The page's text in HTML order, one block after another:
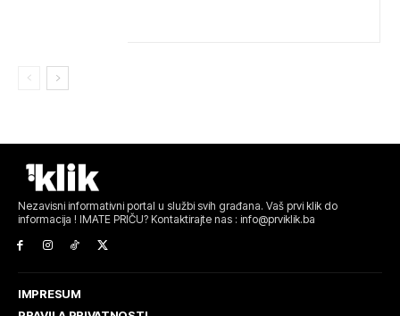
Nezavisni informativni portal u službi svih građana. Vaš prvi klik do
informacija ! IMATE PRIČU? Kontaktirajte nas : info@prviklik.ba
IMPRESUM